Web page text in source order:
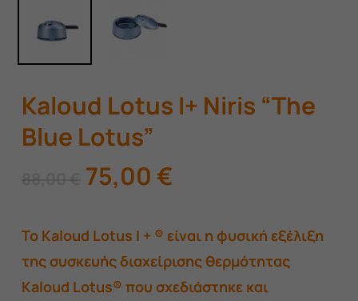
Kaloud Lotus I+ Niris “The
Blue Lotus”
88,00 € Original
price
was:
88,00 €.
75,00 €Η
τιμή
είναι:
75,00 €.
Το Kaloud Lotus I + ® είναι η φυσική εξέλιξη
της συσκευής διαχείρισης θερμότητας
Kaloud Lotus® που σχεδιάστηκε και